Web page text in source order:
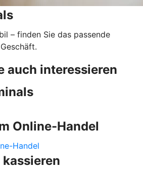
– finden Sie das passende
auch interessieren
Online-Handel
Handel